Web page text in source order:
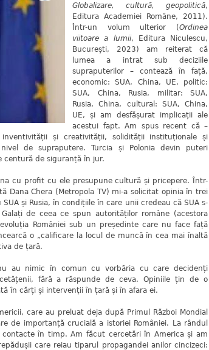
Globalizare, cultură, geopolitică,
Editura Academiei Române, 2011).
Într-un volum ulterior (Ordinea
viitoare a lumii, Editura Niculescu,
București, 2023) am reiterat că
lumea a intrat sub deciziile
supraputerilor – contează în față,
economic: SUA, China, UE, politic:
SUA, China, Rusia, militar: SUA,
Rusia, China, cultural: SUA, China,
UE, și am desfășurat implicații ale
acestui fapt. Am spus recent că –
și creativității, solidității instituționale și
de supraputere. Turcia și Polonia devin puteri
centură de siguranță în jur.
cu profit cu ele presupune cultură și pricepere. Într-
Dana Chera (Metropola TV) mi-a solicitat opinia în trei
și Rusia, în condițiile în care unii credeau că SUA s-
de ceea ce spun autorităților române (acestora
României sub un președinte care nu face față
o „calificare la locul de muncă în cea mai înaltă
de țară.
au nimic în comun cu vorbăria cu care decidenți
fără a răspunde de ceva. Opiniile țin de o
în cărți și intervenții în țară și în afara ei.
care au preluat deja după Primul Război Mondial
de importanță crucială a istoriei României. La rândul
în timp. Am făcut cercetări în America și am
care reiau tiparul propagandei anilor cincizeci: